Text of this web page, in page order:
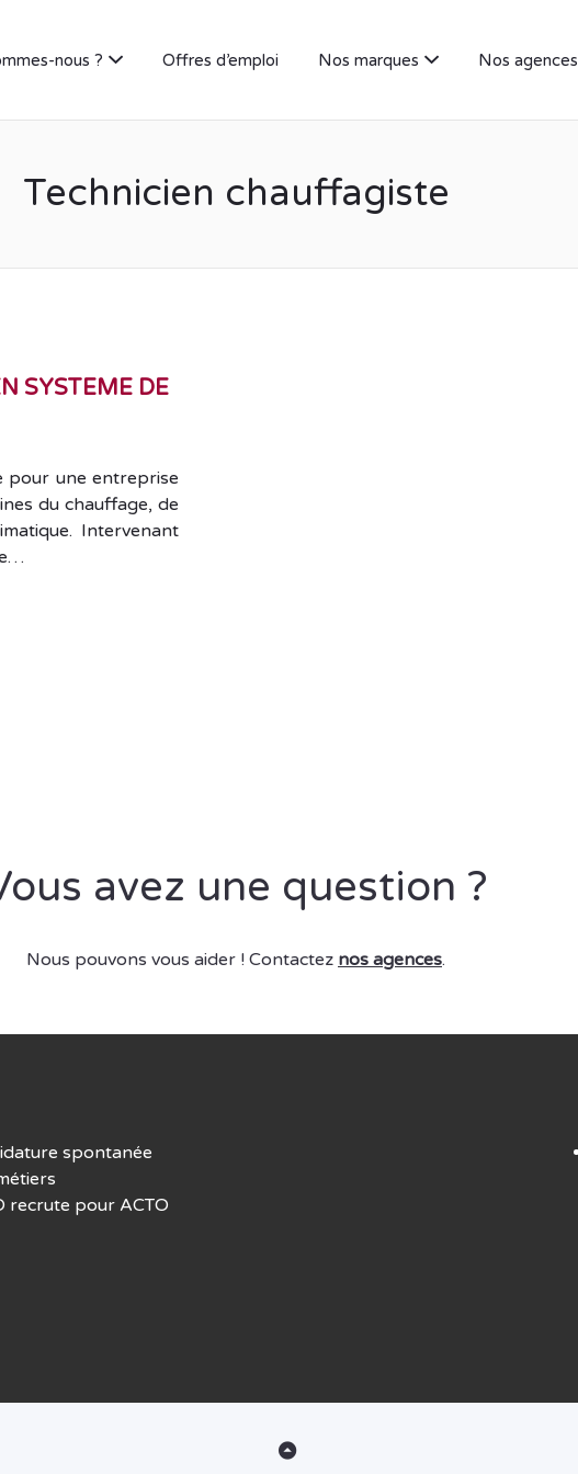
nous ? Offres d’emploi Nos marques Nos agences
Technicien chauffagiste
SYSTEME DE
pour une entreprise
du chauffage, de
Intervenant
avez une question ?
Nous pouvons vous aider ! Contactez nos agences.
spontanée
recrute pour ACTO
Back